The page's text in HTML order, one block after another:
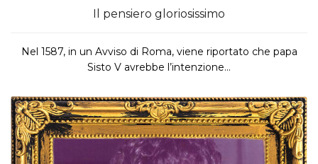
Il pensiero gloriosissimo
Nel 1587, in un Avviso di Roma, viene riportato che papa
Sisto V avrebbe l’intenzione...